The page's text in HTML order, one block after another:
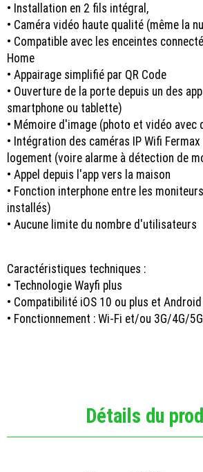
• Installation en 2 fils intégral,
• Caméra vidéo haute qualité (même la
• Compatible avec les enceintes
Home
• Appairage simplifié par QR Code
• Ouverture de la porte depuis un des
smartphone ou tablette)
• Mémoire d'image (photo et vidéo avec
• Intégration des caméras IP Wifi
logement (voire alarme à détection de
• Appel depuis l'app vers la maison
• Fonction interphone entre les
installés)
• Aucune limite du nombre d'utilisateurs
Caractéristiques techniques :
• Technologie Wayfi plus
• Compatibilité iOS 10 ou plus et
• Fonctionnement : Wi-Fi et/ou 3G/4G/5G
Détails du